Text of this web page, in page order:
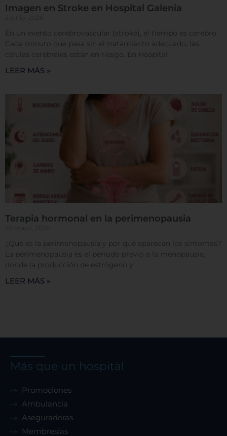
Imagen en Stroke en Hospital Galenia
En un evento cerebrovascular (stroke), el tiempo es cerebro.
Cada minuto que pasa sin el tratamiento adecuado, las
células cerebrales están en riesgo. En Hospital
LEER MÁS »
Terapia hormonal en la perimenopausia
¿Qué es la perimenopausia y por qué aparecen los síntomas?
La perimenopausia es el periodo previo a la menopausia,
donde la producción de estrógeno y
LEER MÁS »
Más que un hospital
Promociones
Ambulancia
Aseguradoras
Membresías